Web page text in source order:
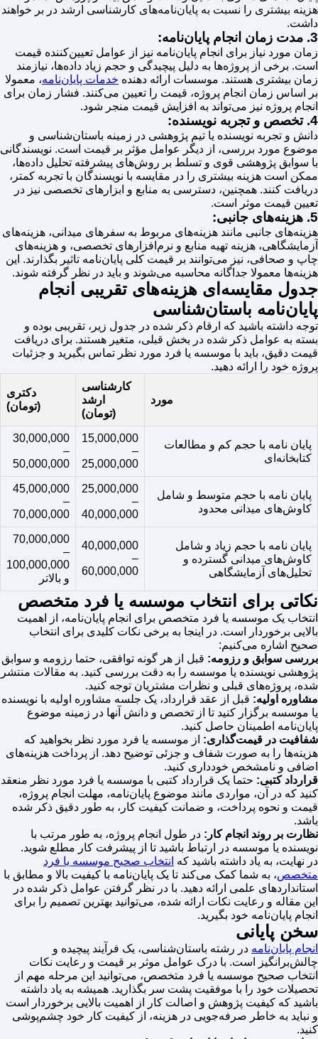
هزینه بیشتری را نسبت به پایان‌نامه‌های کارشناسی ارشد در بر خواهند
داشت.
3. مدت زمان انجام پایان‌نامه:
زمان مورد نیاز برای انجام پایان‌نامه نیز از عوامل تعیین‌کننده قیمت
است. برخی از پروژه‌ها به دلیل پیچیدگی و حجم زیاد داده‌ها، نیازمند
زمان بیشتری هستند. موسسات ارائه دهنده خدمات پایان‌نامه، معمولا
بر اساس زمان انجام پروژه، قیمت را تعیین می‌کنند. فشار زمان برای
انجام پروژه نیز می‌تواند به افزایش قیمت منجر شود.
4. تخصص و تجربه نویسنده:
دانش و تجربه نویسنده یا تیم پژوهشی در زمینه باستان‌شناسی و
موضوع مورد بررسی، از دیگر عوامل مؤثر بر قیمت است. نویسندگانی
با سوابق پژوهشی قوی و تسلط بر روش‌های پیشرفته تحلیل داده‌ها،
ممکن است هزینه بیشتری را در مقایسه با نویسندگان با تجربه کمتر،
دریافت کنند. همچنین، دسترسی به منابع و ابزارهای تخصصی نیز در
تعیین قیمت موثر است.
5. هزینه‌های جانبی:
هزینه‌های جانبی مانند هزینه‌های مربوط به سفرهای میدانی، هزینه‌های
آزمایشگاهی، هزینه تهیه منابع و نرم‌افزارهای تخصصی، و هزینه‌های
چاپ و صحافی، نیز می‌توانند بر قیمت کلی پایان‌نامه تاثیر بگذارند. این
هزینه‌ها معمولا جداگانه محاسبه می‌شوند و باید در نظر گرفته شوند.
جدول مقایسه‌ای هزینه‌های تقریبی انجام
پایان‌نامه باستان‌شناسی
توجه داشته باشید که ارقام ذکر شده در جدول زیر، تقریبی بوده و
بسته به عوامل ذکر شده در بخش قبلی، متغیر هستند. برای دریافت
قیمت دقیق، باید با موسسه یا فرد مورد نظر تماس بگیرید و جزئیات
پروژه خود را ارائه دهید.
مورد
کارشناسی
ارشد
(تومان)
دکتری
(تومان)
پایان نامه با حجم کم و مطالعات
کتابخانه‌ای
15,000,000
–
25,000,000
30,000,000
–
50,000,000
پایان نامه با حجم متوسط و شامل
کاوش‌های میدانی محدود
25,000,000
–
40,000,000
45,000,000
–
70,000,000
پایان نامه با حجم زیاد و شامل
کاوش‌های میدانی گسترده و
تحلیل‌های آزمایشگاهی
40,000,000
–
60,000,000
70,000,000
–
100,000,000
و بالاتر
نکاتی برای انتخاب موسسه یا فرد متخصص
انتخاب یک موسسه یا فرد متخصص برای انجام پایان‌نامه، از اهمیت
بالایی برخوردار است. در اینجا به برخی نکات کلیدی برای انتخاب
صحیح اشاره می‌کنیم:
بررسی سوابق و رزومه: قبل از هر گونه توافقی، حتما رزومه و سوابق
پژوهشی نویسنده یا موسسه را به دقت بررسی کنید. به مقالات منتشر
شده، پروژه‌های قبلی و نظرات مشتریان توجه کنید.
مشاوره اولیه: قبل از عقد قرارداد، یک جلسه مشاوره اولیه با نویسنده
یا موسسه برگزار کنید تا از تخصص و دانش آنها در زمینه موضوع
پایان‌نامه اطمینان حاصل کنید.
شفافیت در قیمت‌گذاری: از موسسه یا فرد مورد نظر بخواهید که
هزینه‌ها را به صورت شفاف و جزئی توضیح دهد. از پرداخت هزینه‌های
اضافی و نامشخص خودداری کنید.
قرارداد کتبی: حتما یک قرارداد کتبی با موسسه یا فرد مورد نظر منعقد
کنید که در آن، مواردی مانند موضوع پایان‌نامه، مهلت انجام پروژه،
قیمت و نحوه پرداخت، و ضمانت کیفیت کار، به طور دقیق ذکر شده
باشد.
نظارت بر روند انجام کار: در طول انجام پروژه، به طور مرتب با
نویسنده یا موسسه در ارتباط باشید تا از پیشرفت کار مطلع شوید.
در نهایت، به یاد داشته باشید که انتخاب صحیح موسسه یا فرد
متخصص، به شما کمک می‌کند تا یک پایان‌نامه با کیفیت بالا و مطابق با
استانداردهای علمی ارائه دهید. با در نظر گرفتن عوامل ذکر شده در
این مقاله و رعایت نکات ارائه شده، می‌توانید بهترین تصمیم را برای
انجام پایان‌نامه خود بگیرید.
سخن پایانی
انجام پایان‌نامه در رشته باستان‌شناسی، یک فرآیند پیچیده و
چالش‌برانگیز است. با درک عوامل موثر بر قیمت و رعایت نکات
انتخاب صحیح موسسه یا فرد متخصص، می‌توانید این مرحله مهم از
تحصیلات خود را با موفقیت پشت سر بگذارید. همیشه به یاد داشته
باشید که کیفیت پژوهش و اصالت کار از اهمیت بالایی برخوردار است
و نباید به خاطر صرفه‌جویی در هزینه، از کیفیت کار خود چشم‌پوشی
کنید.